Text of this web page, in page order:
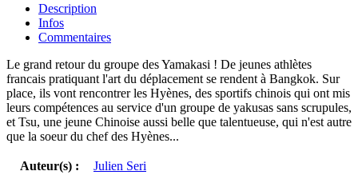
Description
Infos
Commentaires
Le grand retour du groupe des Yamakasi ! De jeunes athlètes
francais pratiquant l'art du déplacement se rendent à Bangkok. Sur
place, ils vont rencontrer les Hyènes, des sportifs chinois qui ont mis
leurs compétences au service d'un groupe de yakusas sans scrupules,
et Tsu, une jeune Chinoise aussi belle que talentueuse, qui n'est autre
que la soeur du chef des Hyènes...
Auteur(s) :
Julien Seri